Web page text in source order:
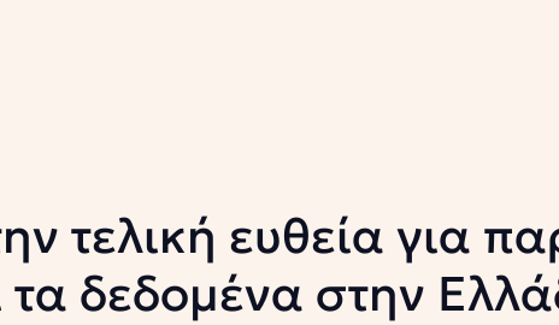
τελική ευθεία για
τα δεδομένα στην